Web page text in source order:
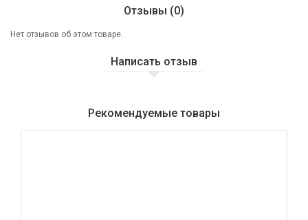
Отзывы (0)
Нет отзывов об этом товаре.
Написать отзыв
Рекомендуемые товары